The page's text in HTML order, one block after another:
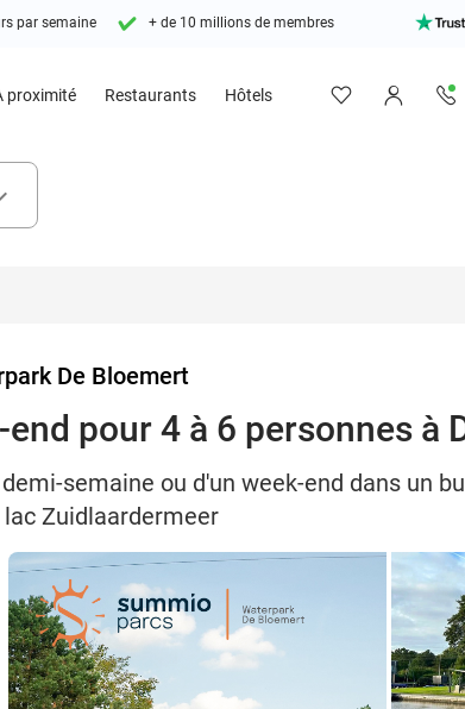
par semaine + de 10 millions de membres
proximité Restaurants Hôtels
De Bloemert
pour 4 à 6 personnes à
semaine ou d'un week-end dans un
Zuidlaardermeer